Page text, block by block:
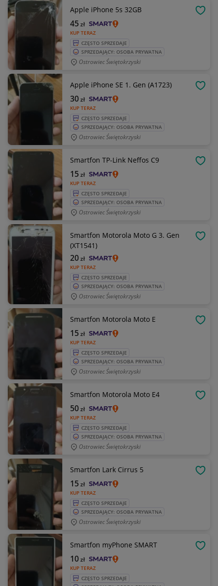
Apple iPhone 5s 32GB
KUP TERAZ
45zł
CZĘSTO SPRZEDAJE
SPRZEDAJĄCY: OSOBA PRYWATNA
Ostrowiec Świętokrzyski
Apple iPhone SE 1. Gen (A1723)
KUP TERAZ
30zł
CZĘSTO SPRZEDAJE
SPRZEDAJĄCY: OSOBA PRYWATNA
Ostrowiec Świętokrzyski
Smartfon TP-Link Neffos C9
KUP TERAZ
15zł
CZĘSTO SPRZEDAJE
SPRZEDAJĄCY: OSOBA PRYWATNA
Ostrowiec Świętokrzyski
Smartfon Motorola Moto G 3. Gen
(XT1541)
KUP TERAZ
20zł
CZĘSTO SPRZEDAJE
SPRZEDAJĄCY: OSOBA PRYWATNA
Ostrowiec Świętokrzyski
Smartfon Motorola Moto E
KUP TERAZ
15zł
CZĘSTO SPRZEDAJE
SPRZEDAJĄCY: OSOBA PRYWATNA
Ostrowiec Świętokrzyski
Smartfon Motorola Moto E4
KUP TERAZ
50zł
CZĘSTO SPRZEDAJE
SPRZEDAJĄCY: OSOBA PRYWATNA
Ostrowiec Świętokrzyski
Smartfon Lark Cirrus 5
KUP TERAZ
15zł
CZĘSTO SPRZEDAJE
SPRZEDAJĄCY: OSOBA PRYWATNA
Ostrowiec Świętokrzyski
Smartfon myPhone SMART
KUP TERAZ
10zł
CZĘSTO SPRZEDAJE